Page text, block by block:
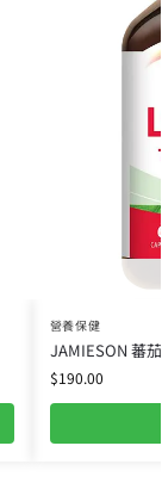
營養保健
JAMIESON 蕃
$190.00